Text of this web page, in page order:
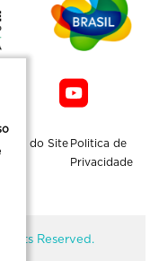
Mapa do Site Politica de
Privacidade
Reserved.